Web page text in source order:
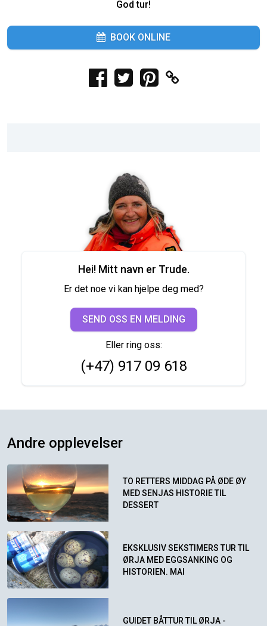
God tur!
BOOK ONLINE
Hei! Mitt navn er Trude.
Er det noe vi kan hjelpe deg med?
SEND OSS EN MELDING
Eller ring oss:
(+47) 917 09 618
Andre opplevelser
TO RETTERS MIDDAG PÅ ØDE ØY
MED SENJAS HISTORIE TIL
DESSERT
EKSKLUSIV SEKSTIMERS TUR TIL
ØRJA MED EGGSANKING OG
HISTORIEN. MAI
GUIDET BÅTTUR TIL ØRJA -